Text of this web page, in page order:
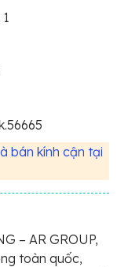
bán kính cận tại
– AR GROUP,
toàn quốc,